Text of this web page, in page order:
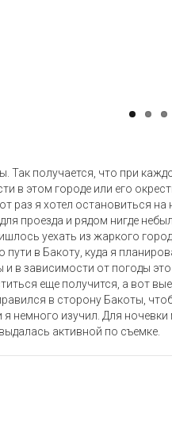
Так получается, что при
в этом городе или его
раз я хотел остановиться
проезда и рядом нигде
уехать из жаркого
в Бакоту, куда я
в зависимости от погоды
еще получится, а вот
в сторону Бакоты,
я немного изучил. Для
активной по съемке.